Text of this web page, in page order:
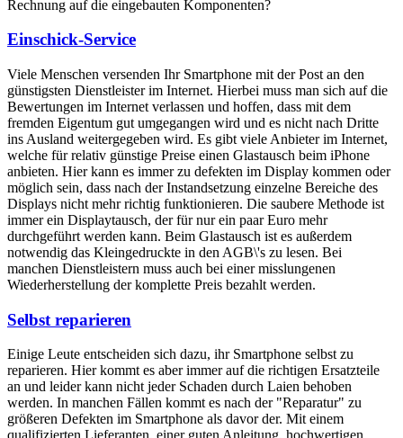
Rechnung auf die eingebauten Komponenten?
Einschick-Service
Viele Menschen versenden Ihr Smartphone mit der Post an den
günstigsten Dienstleister im Internet. Hierbei muss man sich auf die
Bewertungen im Internet verlassen und hoffen, dass mit dem
fremden Eigentum gut umgegangen wird und es nicht nach Dritte
ins Ausland weitergegeben wird. Es gibt viele Anbieter im Internet,
welche für relativ günstige Preise einen Glastausch beim iPhone
anbieten. Hier kann es immer zu defekten im Display kommen oder
möglich sein, dass nach der Instandsetzung einzelne Bereiche des
Displays nicht mehr richtig funktionieren. Die saubere Methode ist
immer ein Displaytausch, der für nur ein paar Euro mehr
durchgeführt werden kann. Beim Glastausch ist es außerdem
notwendig das Kleingedruckte in den AGB\'s zu lesen. Bei
manchen Dienstleistern muss auch bei einer misslungenen
Wiederherstellung der komplette Preis bezahlt werden.
Selbst reparieren
Einige Leute entscheiden sich dazu, ihr Smartphone selbst zu
reparieren. Hier kommt es aber immer auf die richtigen Ersatzteile
an und leider kann nicht jeder Schaden durch Laien behoben
werden. In manchen Fällen kommt es nach der "Reparatur" zu
größeren Defekten im Smartphone als davor der. Mit einem